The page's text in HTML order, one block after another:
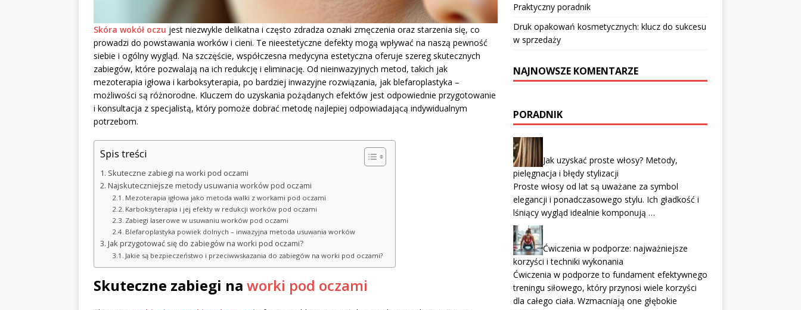
Skóra wokół oczu jest niezwykle delikatna i często zdradza oznaki zmęczenia oraz starzenia się, co
prowadzi do powstawania worków i cieni. Te nieestetyczne defekty mogą wpływać na naszą pewność
siebie i ogólny wygląd. Na szczęście, współczesna medycyna estetyczna oferuje szereg skutecznych
zabiegów, które pozwalają na ich redukcję i eliminację. Od nieinwazyjnych metod, takich jak
mezoterapia igłowa i karboksyterapia, po bardziej inwazyjne rozwiązania, jak blefaroplastyka –
możliwości są różnorodne. Kluczem do uzyskania pożądanych efektów jest odpowiednie przygotowanie
i konsultacja z specjalistą, który pomoże dobrać metodę najlepiej odpowiadającą indywidualnym
potrzebom.
Spis treści
Skuteczne zabiegi na worki pod oczami
Najskuteczniejsze metody usuwania worków pod oczami
Mezoterapia igłowa jako metoda walki z workami pod oczami
Karboksyterapia i jej efekty w redukcji worków pod oczami
Zabiegi laserowe w usuwaniu worków pod oczami
Blefaroplastyka powiek dolnych – inwazyjna metoda usuwania worków
Jak przygotować się do zabiegów na worki pod oczami?
Jakie są bezpieczeństwo i przeciwwskazania do zabiegów na worki pod oczami?
Skuteczne zabiegi na worki pod oczami
Praktyczny poradnik
Druk opakowań kosmetycznych: klucz do sukcesu
w sprzedaży
NAJNOWSZE KOMENTARZE
PORADNIK
Jak uzyskać proste włosy? Metody,
pielęgnacja i błędy stylizacji
Proste włosy od lat są uważane za symbol
elegancji i ponadczasowego stylu. Ich gładkość i
lśniący wygląd idealnie komponują …
Ćwiczenia w podporze: najważniejsze
korzyści i techniki wykonania
Ćwiczenia w podporze to fundament efektywnego
treningu siłowego, który przynosi wiele korzyści
dla całego ciała. Wzmacniają one głębokie